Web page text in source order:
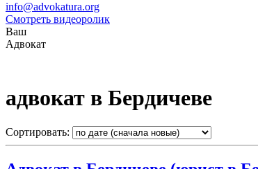
info@advokatura.org
Смотреть видеоролик
Ваш
Адвокат
адвокат в Бердичеве
Сортировать: